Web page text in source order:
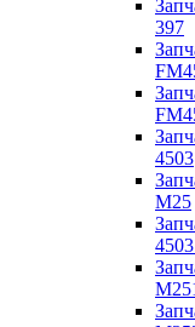
397
4503
M25